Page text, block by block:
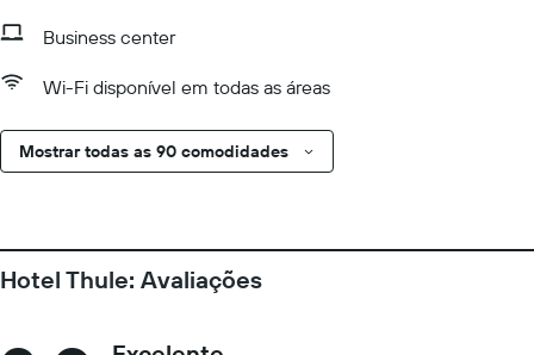
Business center
Wi-Fi disponível em todas as áreas
Mostrar todas as 90 comodidades
Hotel Thule: Avaliações